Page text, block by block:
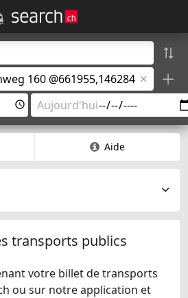
Aide
transports publics
votre billet de transports
ou sur notre application et